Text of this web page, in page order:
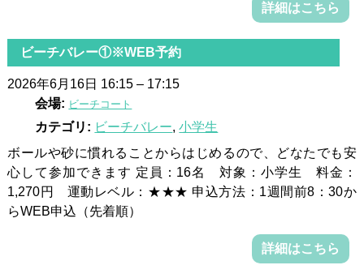
詳細はこちら
ビーチバレー①※WEB予約
2026年6月16日 16:15– 17:15
会場: ビーチコート
カテゴリ: ビーチバレー,小学生
ボールや砂に慣れることからはじめるので、どなたでも安
心して参加できます 定員：16名 対象：小学生 料金：
1,270円 運動レベル：★★★ 申込方法：1週間前8：30か
らWEB申込（先着順）
詳細はこちら